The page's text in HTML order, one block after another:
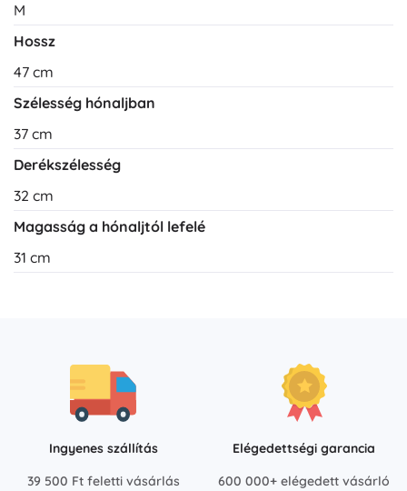
M
Hossz
47 cm
Szélesség hónaljban
37 cm
Derékszélesség
32 cm
Magasság a hónaljtól lefelé
31 cm
Ingyenes szállítás
39 500 Ft feletti vásárlás
Elégedettségi garancia
600 000+ elégedett vásárló